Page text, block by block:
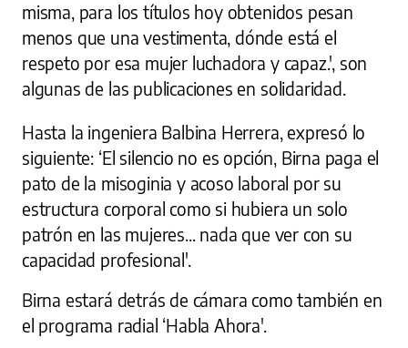
misma, para los títulos hoy obtenidos pesan
menos que una vestimenta, dónde está el
respeto por esa mujer luchadora y capaz.', son
algunas de las publicaciones en solidaridad.
Hasta la ingeniera Balbina Herrera, expresó lo
siguiente: ‘El silencio no es opción, Birna paga el
pato de la misoginia y acoso laboral por su
estructura corporal como si hubiera un solo
patrón en las mujeres... nada que ver con su
capacidad profesional'.
Birna estará detrás de cámara como también en
el programa radial ‘Habla Ahora'.